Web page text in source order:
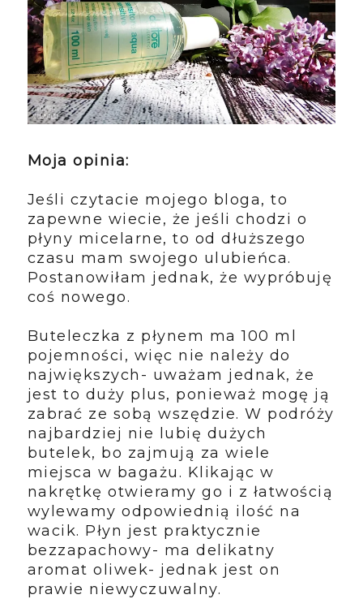
Moja opinia:
Jeśli czytacie mojego bloga, to
zapewne wiecie, że jeśli chodzi o
płyny micelarne, to od dłuższego
czasu mam swojego ulubieńca.
Postanowiłam jednak, że wypróbuję
coś nowego.
Buteleczka z płynem ma 100 ml
pojemności, więc nie należy do
największych- uważam jednak, że
jest to duży plus, ponieważ mogę ją
zabrać ze sobą wszędzie. W podróży
najbardziej nie lubię dużych
butelek, bo zajmują za wiele
miejsca w bagażu. Klikając w
nakrętkę otwieramy go i z łatwością
wylewamy odpowiednią ilość na
wacik. Płyn jest praktycznie
bezzapachowy- ma delikatny
aromat oliwek- jednak jest on
prawie niewyczuwalny.